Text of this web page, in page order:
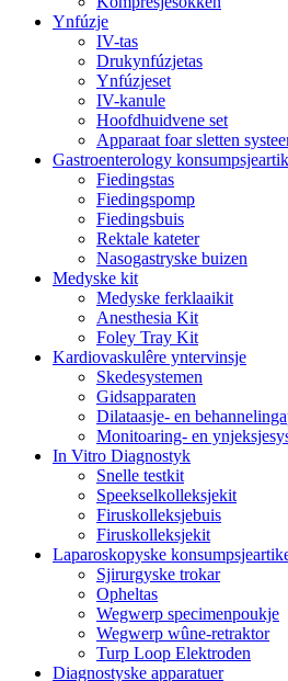
Ynfúzje
IV-tas
Drukynfúzjetas
Ynfúzjeset
IV-kanule
Hoofdhuidvene set
Apparaat foar sletten
Gastroenterology
Fiedingstas
Fiedingspomp
Fiedingsbuis
Rektale kateter
Nasogastryske buizen
Medyske kit
Medyske ferklaaikit
Anesthesia Kit
Foley Tray Kit
Kardiovaskulêre yntervinsje
Skedesystemen
Gidsapparaten
Dilataasje- en
Monitoaring- en
In Vitro Diagnostyk
Snelle testkit
Speekselkolleksjekit
Firuskolleksjebuis
Firuskolleksjekit
Laparoskopyske
Sjirurgyske trokar
Opheltas
Wegwerp specimenpoukje
Wegwerp wûne-retraktor
Turp Loop Elektroden
Diagnostyske apparatuer